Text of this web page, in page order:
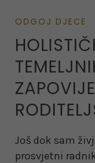
ODGOJ DJECE
Još dok sam
prosvjetni